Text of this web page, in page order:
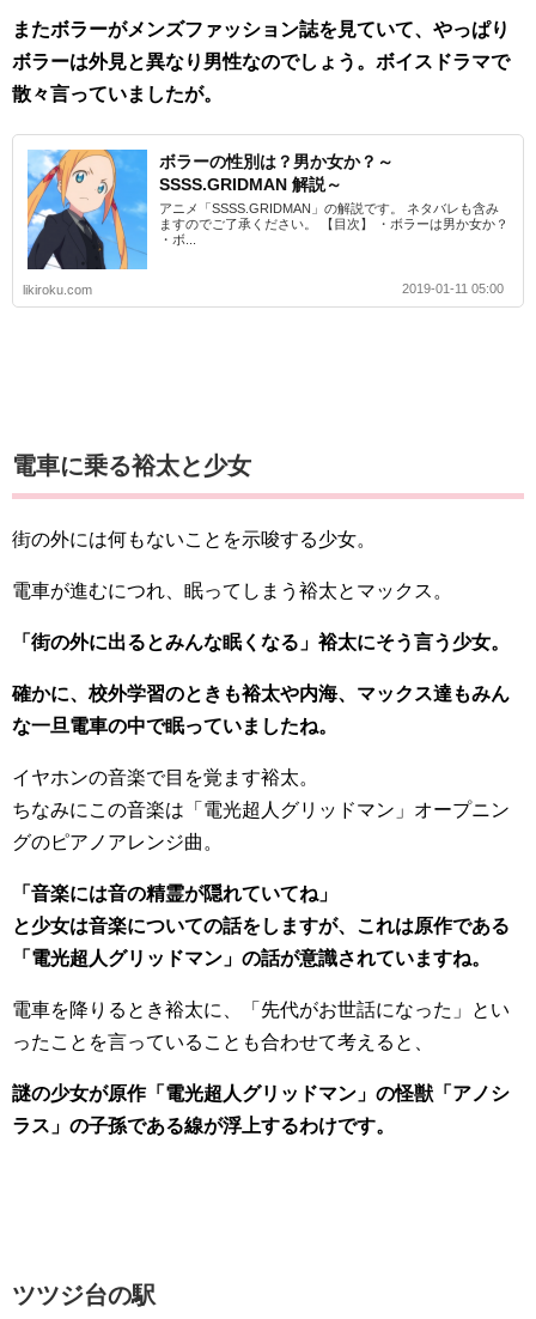
またボラーがメンズファッション誌を見ていて、やっぱり
ボラーは外見と異なり男性なのでしょう。ボイスドラマで
散々言っていましたが。
ボラーの性別は？男か女か？～
SSSS.GRIDMAN 解説～
アニメ「SSSS.GRIDMAN」の解説です。 ネタバレも含み
ますのでご了承ください。 【目次】 ・ボラーは男か女か？
・ボ...
likiroku.com 2019-01-11 05:00
電車に乗る裕太と少女
街の外には何もないことを示唆する少女。
電車が進むにつれ、眠ってしまう裕太とマックス。
「街の外に出るとみんな眠くなる」裕太にそう言う少女。
確かに、校外学習のときも裕太や内海、マックス達もみん
な一旦電車の中で眠っていましたね。
イヤホンの音楽で目を覚ます裕太。
ちなみにこの音楽は「電光超人グリッドマン」オープニン
グのピアノアレンジ曲。
「音楽には音の精霊が隠れていてね」
と少女は音楽についての話をしますが、これは原作である
「電光超人グリッドマン」の話が意識されていますね。
電車を降りるとき裕太に、「先代がお世話になった」とい
ったことを言っていることも合わせて考えると、
謎の少女が原作「電光超人グリッドマン」の怪獣「アノシ
ラス」の子孫である線が浮上するわけです。
ツツジ台の駅